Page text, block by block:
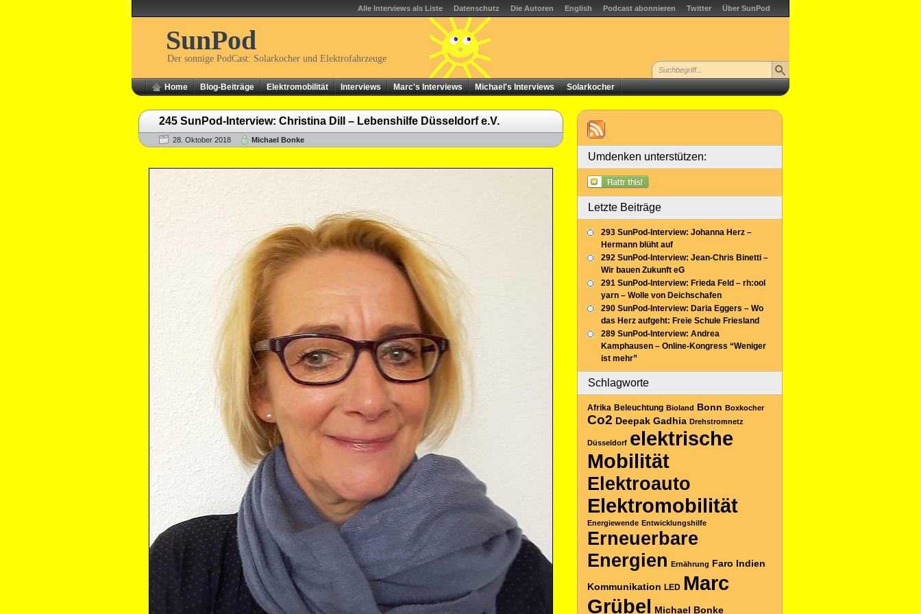
Alle Interviews als Liste Datenschutz Die Autoren English Podcast abonnieren Twitter Über SunPod
SunPod
Der sonnige PodCast: Solarkocher und Elektrofahrzeuge
Home Blog-Beiträge Elektromobilität Interviews Marc's Interviews Michael's Interviews Solarkocher
245 SunPod-Interview: Christina Dill – Lebenshilfe Düsseldorf e.V.
28. Oktober 2018 Michael Bonke
Umdenken unterstützen:
Letzte Beiträge
293 SunPod-Interview: Johanna Herz –
Hermann blüht auf
292 SunPod-Interview: Jean-Chris Binetti –
Wir bauen Zukunft eG
291 SunPod-Interview: Frieda Feld – rh:ool
yarn – Wolle von Deichschafen
290 SunPod-Interview: Daria Eggers – Wo
das Herz aufgeht: Freie Schule Friesland
289 SunPod-Interview: Andrea
Kamphausen – Online-Kongress “Weniger
ist mehr”
Schlagworte
Afrika Beleuchtung Bioland Bonn Boxkocher
Co2 Deepak Gadhia Drehstromnetz
Düsseldorf elektrische
Mobilität
Elektroauto
Elektromobilität
Energiewende Entwicklungshilfe
Erneuerbare
Energien Ernährung Faro Indien
Kommunikation LED Marc
Grübel Michael Bonke